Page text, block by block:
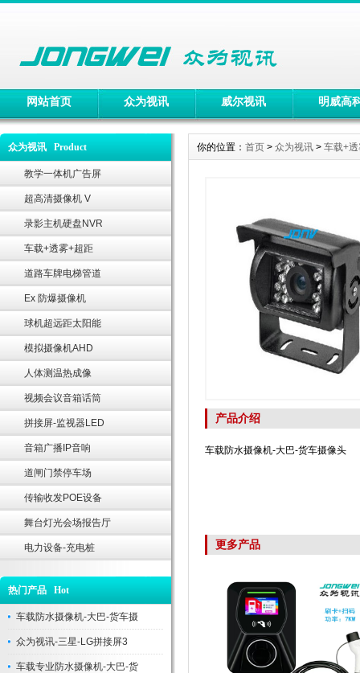
网站首页 众为视讯 威尔视讯 明威高
众为视讯 Product
教学一体机广告屏
超高清摄像机 V
录影主机硬盘NVR
车载+透雾+超距
道路车牌电梯管道
Ex 防爆摄像机
球机超远距太阳能
模拟摄像机AHD
人体测温热成像
视频会议音箱话筒
拼接屏-监视器LED
音箱广播IP音响
道闸门禁停车场
传输收发POE设备
舞台灯光会场报告厅
电力设备-充电桩
热门产品 Hot
车载防水摄像机-大巴-货车摄
众为视讯-三星-LG拼接屏3
车载专业防水摄像机-大巴-货
你的位置： 首页 > 众为视讯 > 车载+
产品介绍
车载防水摄像机-大巴-货车摄像头
更多产品